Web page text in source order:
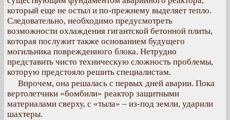
который еще не остыл и по-прежнему выделяет тепло.
Следовательно, необходимо предусмотреть
возможности охлаждения гигантской бетонной плиты,
которая послужит также основанием будущего
могильника поврежденного блока. Нетрудно
представить чисто техническую сложность проблемы,
которую предстояло решить специалистам.
Впрочем, она решалась с первых дней аварии. Пока
вертолетчики «бомбили» реактор защитными
материалами сверху, с «тыла» – из-под земли, ударили
шахтеры.